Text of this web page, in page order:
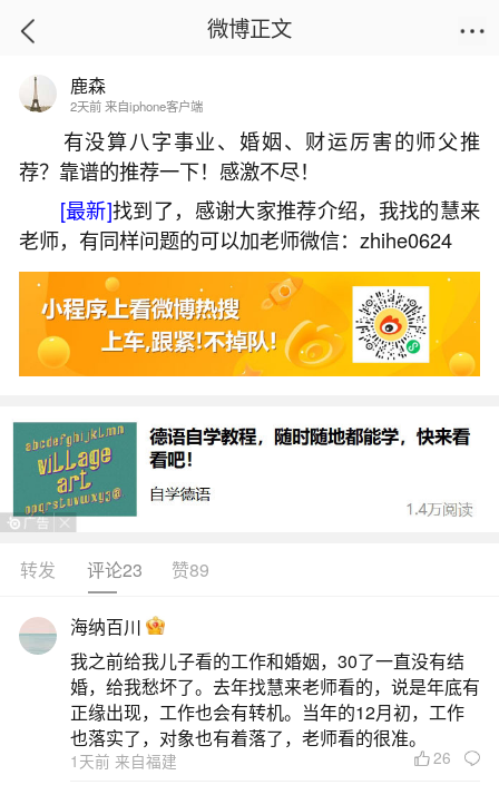
首页
属蛇人2026年运势10月生
2026-06-01 21:58:01 14 4 赞
生活中像属蛇人2026年运势10月生都是很常见
的问题，但是小问题不注意可能会引起大麻烦，下
面就这个问题给大家做一些解读：
一、1989年10月出生的蛇2026全年运势
1989年10月出生的蛇年属蛇者，2026年整体运
微博正文
鹿森
2天前 来自iphone客户端
有没算八字事业、婚姻、财运厉害的师父推
荐？靠谱的推荐一下！感激不尽！
[最新]找到了，感谢大家推荐介绍，我找的慧来
老师，有同样问题的可以加老师微信：zhihe0624
转发 评论23 赞89
海纳百川
我之前给我儿子看的工作和婚姻，30了一直没有结
婚，给我愁坏了。去年找慧来老师看的，说是年底有
正缘出现，工作也会有转机。当年的12月初，工作
也落实了，对象也有着落了，老师看的很准。
1天前 来自福建 26